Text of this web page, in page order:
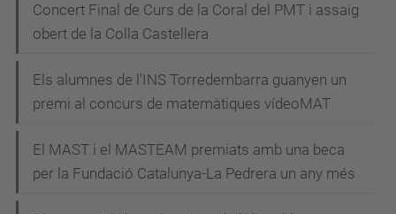
g
c
Concert Final de Curs de la Coral del PMT i assaig
obert de la Colla Castellera
Els alumnes de l'INS Torredembarra guanyen un
premi al concurs de matemàtiques vídeoMAT
El MAST i el MASTEAM premiats amb una beca
per la Fundació Catalunya-La Pedrera un any més